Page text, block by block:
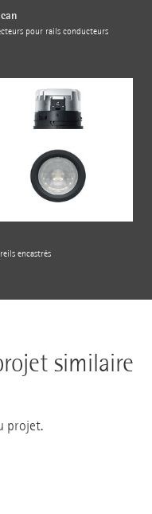
pour rails conducteurs
encastrés
similaire
projet.